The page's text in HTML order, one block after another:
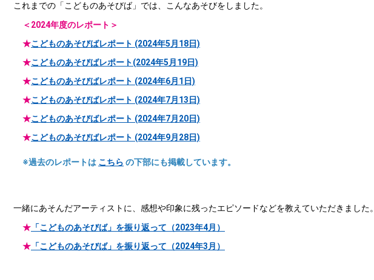
これまでの「こどものあそびば」では、こんなあそびをしました。
＜2024年度のレポート＞
★こどものあそびばレポート (2024年5月18日)
★こどものあそびばレポート(2024年5月19日)
★こどものあそびばレポート (2024年6月1日)
★こどものあそびばレポート (2024年7月13日)
★こどものあそびばレポート (2024年7月20日)
★こどものあそびばレポート (2024年9月28日)
※過去のレポートは こちら の下部にも掲載しています。
一緒にあそんだアーティストに、感想や印象に残ったエピソードなどを教えていただきました。
★ 「こどものあそびば」を振り返って（2023年4月）
★ 「こどものあそびば」を振り返って（2024年3月）